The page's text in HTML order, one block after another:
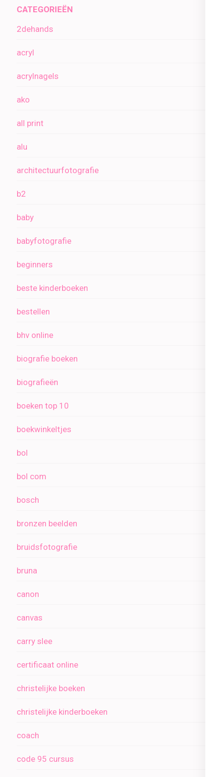
CATEGORIEËN
2dehands
acryl
acrylnagels
ako
all print
alu
architectuurfotografie
b2
baby
babyfotografie
beginners
beste kinderboeken
bestellen
bhv online
biografie boeken
biografieën
boeken top 10
boekwinkeltjes
bol
bol com
bosch
bronzen beelden
bruidsfotografie
bruna
canon
canvas
carry slee
certificaat online
christelijke boeken
christelijke kinderboeken
coach
code 95 cursus